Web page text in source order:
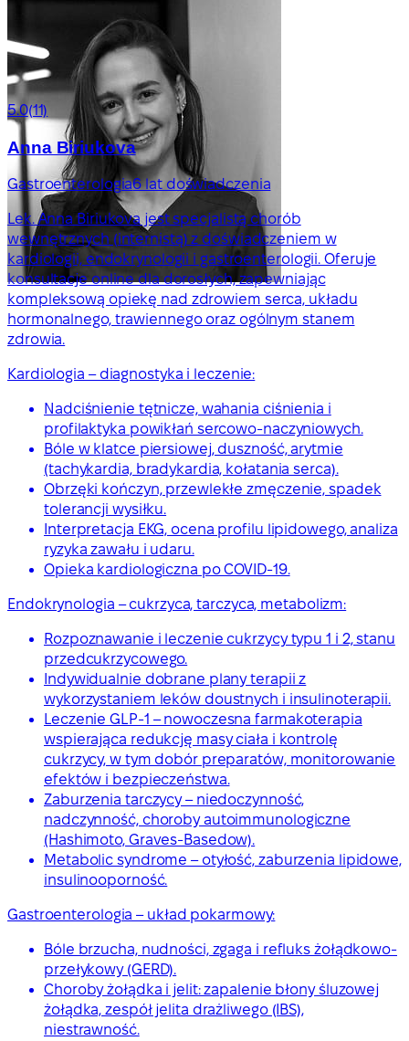
5.0(11)
Anna Biriukova
Gastroenterologia6 lat doświadczenia
Lek. Anna Biriukova jest specjalistą chorób
wewnętrznych (internistą) z doświadczeniem w
kardiologii, endokrynologii i gastroenterologii. Oferuje
konsultacje online dla dorosłych, zapewniając
kompleksową opiekę nad zdrowiem serca, układu
hormonalnego, trawiennego oraz ogólnym stanem
zdrowia.
Kardiologia – diagnostyka i leczenie:
Nadciśnienie tętnicze, wahania ciśnienia i
profilaktyka powikłań sercowo-naczyniowych.
Bóle w klatce piersiowej, duszność, arytmie
(tachykardia, bradykardia, kołatania serca).
Obrzęki kończyn, przewlekłe zmęczenie, spadek
tolerancji wysiłku.
Interpretacja EKG, ocena profilu lipidowego, analiza
ryzyka zawału i udaru.
Opieka kardiologiczna po COVID-19.
Endokrynologia – cukrzyca, tarczyca, metabolizm:
Rozpoznawanie i leczenie cukrzycy typu 1 i 2, stanu
przedcukrzycowego.
Indywidualnie dobrane plany terapii z
wykorzystaniem leków doustnych i insulinoterapii.
Leczenie GLP-1 – nowoczesna farmakoterapia
wspierająca redukcję masy ciała i kontrolę
cukrzycy, w tym dobór preparatów, monitorowanie
efektów i bezpieczeństwa.
Zaburzenia tarczycy – niedoczynność,
nadczynność, choroby autoimmunologiczne
(Hashimoto, Graves-Basedow).
Metabolic syndrome – otyłość, zaburzenia lipidowe,
insulinooporność.
Gastroenterologia – układ pokarmowy:
Bóle brzucha, nudności, zgaga i refluks żołądkowo-
przełykowy (GERD).
Choroby żołądka i jelit: zapalenie błony śluzowej
żołądka, zespół jelita drażliwego (IBS),
niestrawność.